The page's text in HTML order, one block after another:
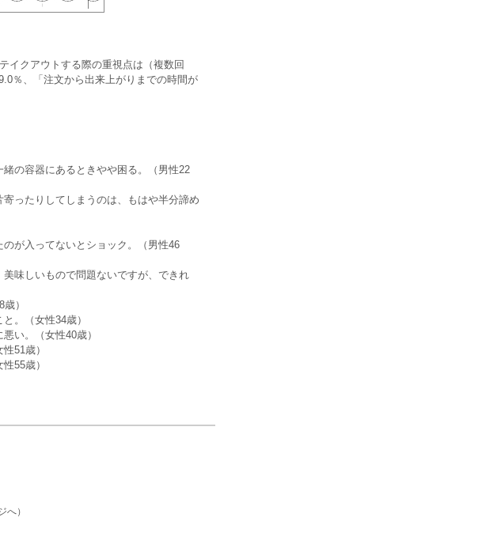
イクアウトする際の重視点は（複数回
％、「注文から出来上がりまでの時間が
の容器にあるときやや困る。（男性22
ったりしてしまうのは、もはや半分諦め
が入ってないとショック。（男性46
味しいもので問題ないですが、できれ
）
。（女性34歳）
い。（女性40歳）
51歳）
55歳）
へ）